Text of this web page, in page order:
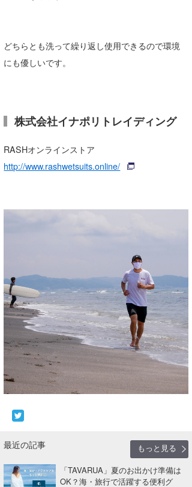
どちらとも洗って繰り返し使用できるので環境
にも優しいです。
株式会社イナポリトレイディング
RASHオンラインストア
http://www.rashwetsuits.online/
最近の記事
もっと見る
「TAVARUA」夏のお出かけ準備は
OK？海・旅行で活躍する便利グ
mitz
YUKI☆
三輪予報士
小川予報士
上田純子
上條将美
米山予報士